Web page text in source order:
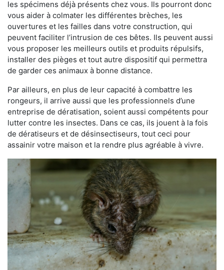
les spécimens déjà présents chez vous. Ils pourront donc
vous aider à colmater les différentes brèches, les
ouvertures et les failles dans votre construction, qui
peuvent faciliter l’intrusion de ces bêtes. Ils peuvent aussi
vous proposer les meilleurs outils et produits répulsifs,
installer des pièges et tout autre dispositif qui permettra
de garder ces animaux à bonne distance.
Par ailleurs, en plus de leur capacité à combattre les
rongeurs, il arrive aussi que les professionnels d’une
entreprise de dératisation, soient aussi compétents pour
lutter contre les insectes. Dans ce cas, ils jouent à la fois
de dératiseurs et de désinsectiseurs, tout ceci pour
assainir votre maison et la rendre plus agréable à vivre.